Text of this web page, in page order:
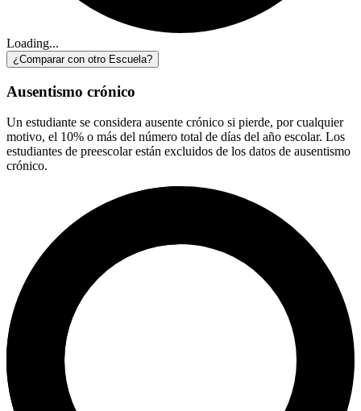
Loading...
¿Comparar con otro Escuela?
Ausentismo crónico
Un estudiante se considera ausente crónico si pierde, por cualquier
motivo, el 10% o más del número total de días del año escolar. Los
estudiantes de preescolar están excluidos de los datos de ausentismo
crónico.